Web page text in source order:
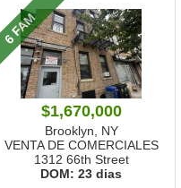
6 FAM
$1,670,000
Brooklyn, NY
VENTA DE COMERCIALES
1312 66th Street
DOM: 23 dias